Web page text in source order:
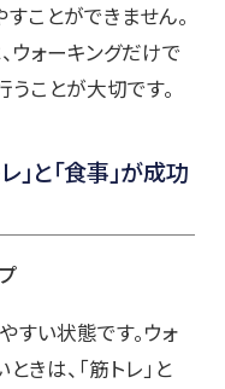
ことができません。
ウォーキングだけで
ことが大切です。
」と「食事」が成功
い状態です。ウォ
は、「筋トレ」と